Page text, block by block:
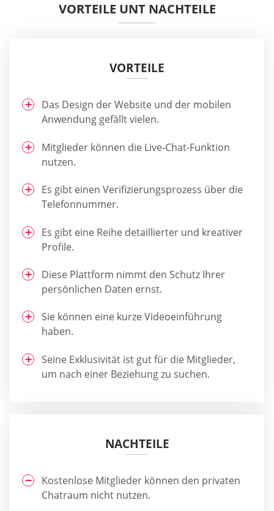
VORTEILE UNT NACHTEILE
VORTEILE
Das Design der Website und der mobilen
Anwendung gefällt vielen.
Mitglieder können die Live-Chat-Funktion
nutzen.
Es gibt einen Verifizierungsprozess über die
Telefonnummer.
Es gibt eine Reihe detaillierter und kreativer
Profile.
Diese Plattform nimmt den Schutz Ihrer
persönlichen Daten ernst.
Sie können eine kurze Videoeinführung
haben.
Seine Exklusivität ist gut für die Mitglieder,
um nach einer Beziehung zu suchen.
NACHTEILE
Kostenlose Mitglieder können den privaten
Chatraum nicht nutzen.